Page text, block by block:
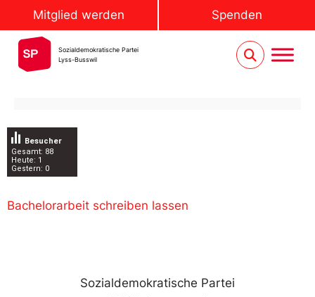
Mitglied werden Spenden
Sozialdemokratische Partei
Lyss-Busswil
Gesamt: 88
Heute: 1
Gestern: 0
Besucher
Bachelorarbeit schreiben lassen
Sozialdemokratische Partei